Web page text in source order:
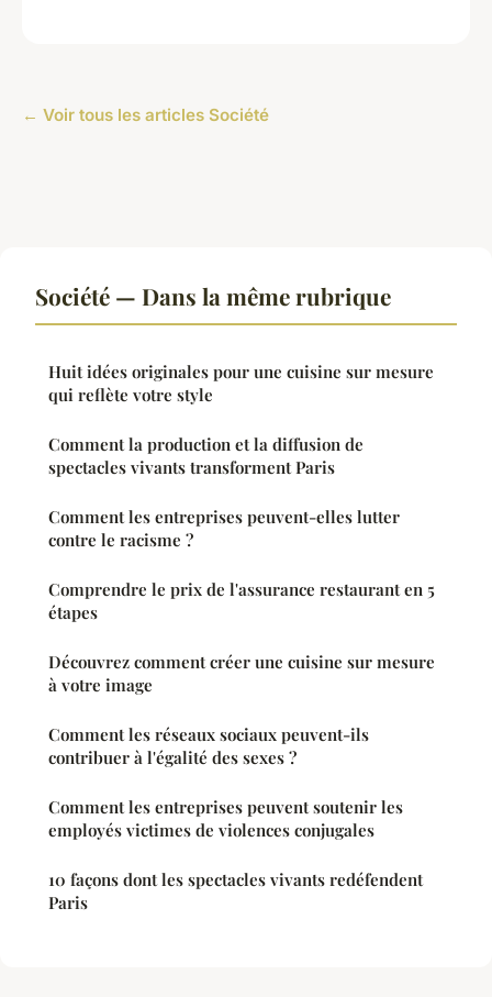
← Voir tous les articles Société
Société — Dans la même rubrique
Huit idées originales pour une cuisine sur mesure
qui reflète votre style
Comment la production et la diffusion de
spectacles vivants transforment Paris
Comment les entreprises peuvent-elles lutter
contre le racisme ?
Comprendre le prix de l'assurance restaurant en 5
étapes
Découvrez comment créer une cuisine sur mesure
à votre image
Comment les réseaux sociaux peuvent-ils
contribuer à l'égalité des sexes ?
Comment les entreprises peuvent soutenir les
employés victimes de violences conjugales
10 façons dont les spectacles vivants redéfendent
Paris